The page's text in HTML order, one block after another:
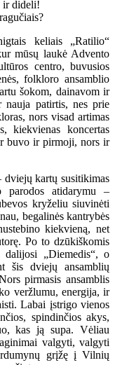
keliais „Ratilio“
mūsų laukė Advento
centro, buvusios
folkloro ansamblio
šokom, dainavom ir
patirtis, nes prie
nors visad artimas
kiekvienas koncertas
buvo ir pirmoji, nors ir
dviejų kartų susitikimas
parodos atidarymu –
kryželiu siuvinėti
begalinės kantrybės
kiekvieną, net
Po to dzūkiškomis
dalijosi „Diemedis“, o
šis dviejų ansamblių
pirmasis ansamblis
veržlumu, energija, ir
Labai įstrigo vienos
spindinčios akys,
kas ją supa. Vėliau
valgyti, valgyti
grįžę į Vilnių